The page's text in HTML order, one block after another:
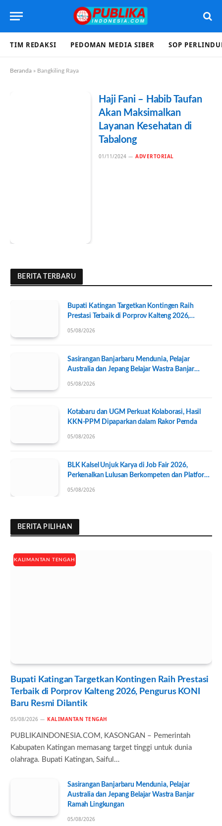
TIM REDAKSI PEDOMAN MEDIA SIBER SOP
Beranda » Bangkiling Raya
Haji Fani – Habib Taufan
Akan Maksimalkan
Layanan Kesehatan di
Tabalong
01/11/2024 ADVERTORIAL
BERITA TERBARU
Bupati Katingan Targetkan Kontingen Raih
Prestasi Terbaik di Porprov Kalteng 2026,
05/08/2026
Sasirangan Banjarbaru Mendunia, Pelajar
Australia dan Jepang Belajar Wastra Banjar
05/08/2026
Kotabaru dan UGM Perkuat Kolaborasi, Hasil
KKN-PPM Dipaparkan dalam Rakor Pemda
05/08/2026
BLK Kalsel Unjuk Karya di Job Fair 2026,
Perkenalkan Lulusan Berkompeten dan Platform
05/08/2026
BERITA PILIHAN
KALIMANTAN TENGAH
Bupati Katingan Targetkan Kontingen Raih Prestasi
Terbaik di Porprov Kalteng 2026, Pengurus KONI
Baru Resmi Dilantik
05/08/2026 KALIMANTAN TENGAH
PUBLIKAINDONESIA.COM, KASONGAN – Pemerintah
Kabupaten Katingan memasang target tinggi untuk dunia
olahraga. Bupati Katingan, Saiful…
Sasirangan Banjarbaru Mendunia, Pelajar
Australia dan Jepang Belajar Wastra Banjar
Ramah Lingkungan
05/08/2026